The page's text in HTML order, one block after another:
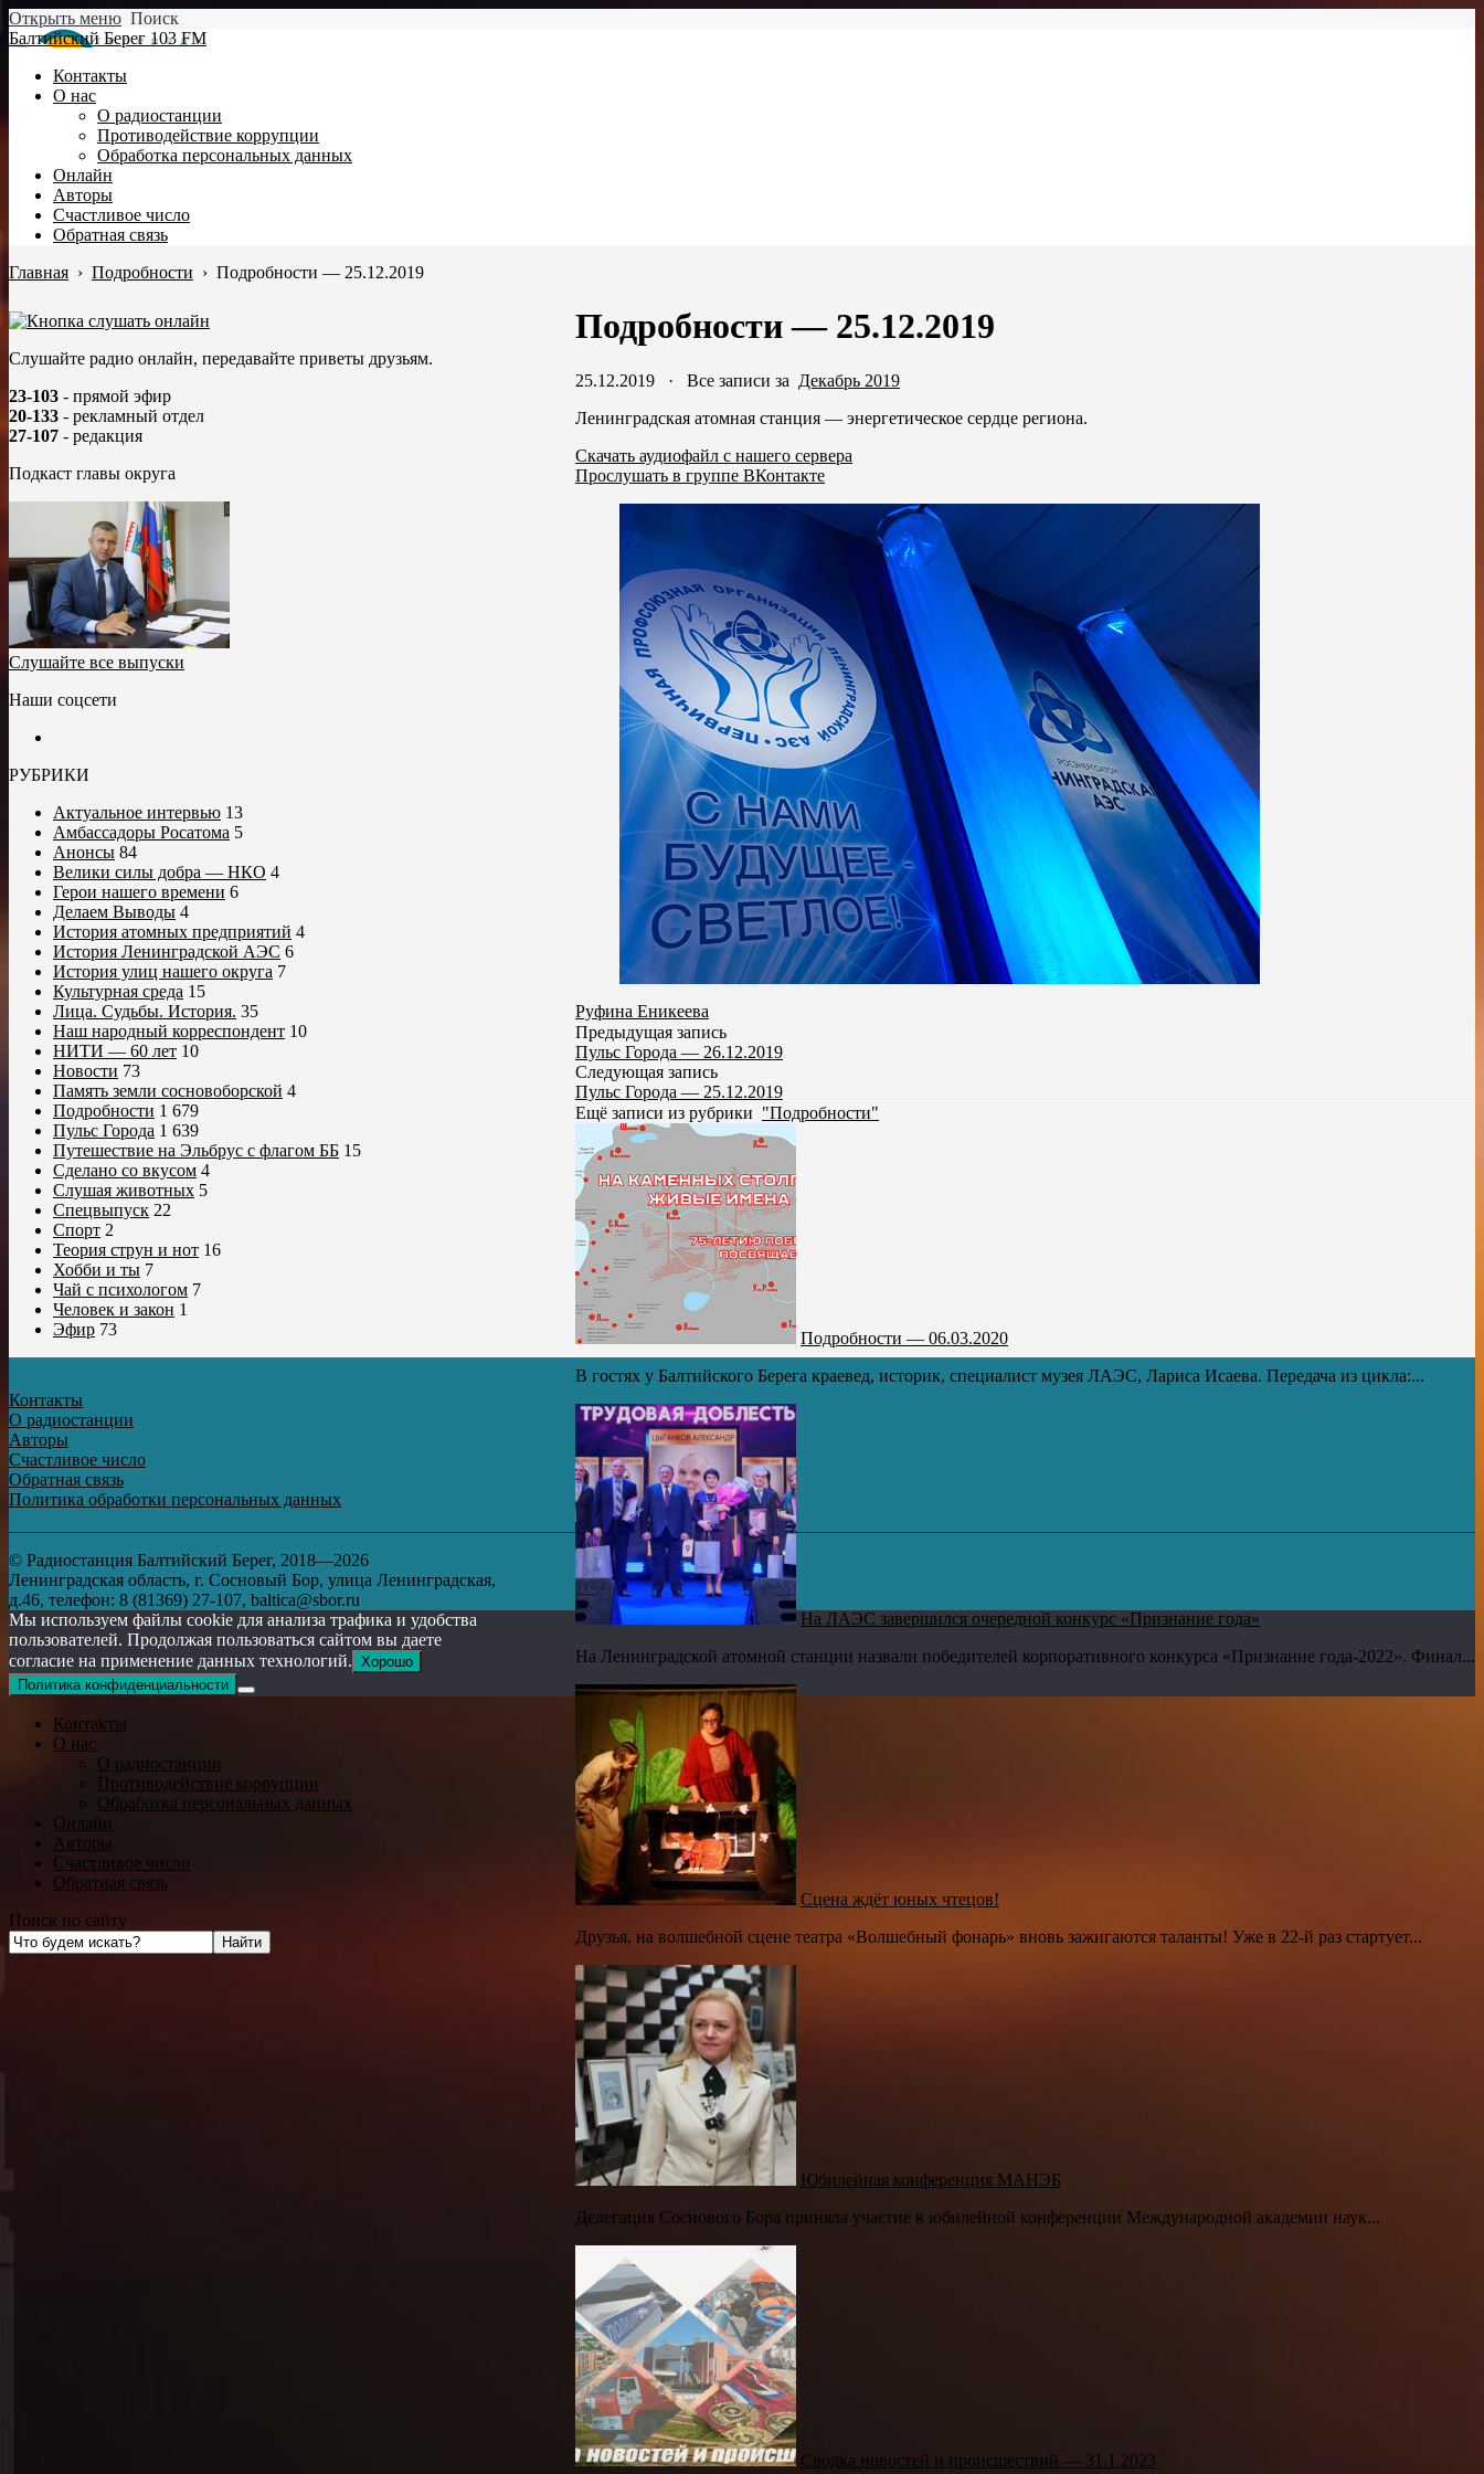
Открыть меню Поиск
Балтийский Берег 103 FM
Контакты
О нас
О радиостанции
Противодействие коррупции
Обработка персональных данных
Онлайн
Авторы
Счастливое число
Обратная связь
Главная › Подробности › Подробности — 25.12.2019
Подробности — 25.12.2019
25.12.2019 · Все записи за Декабрь 2019
Ленинградская атомная станция — энергетическое сердце региона.
Скачать аудиофайл с нашего сервера
Прослушать в группе ВКонтакте
Руфина Еникеева
Предыдущая запись
Пульс Города — 26.12.2019
Следующая запись
Пульс Города — 25.12.2019
Ещё записи из рубрики "Подробности"
Подробности — 06.03.2020
В гостях у Балтийского Берега краевед, историк, специалист музея ЛАЭС, Лариса Исаева. Передача из цикла:...
На ЛАЭС завершился очередной конкурс «Признание года»
На Ленинградской атомной станции назвали победителей корпоративного конкурса «Признание года-2022». Финал...
Сцена ждёт юных чтецов!
Друзья, на волшебной сцене театра «Волшебный фонарь» вновь зажигаются таланты! Уже в 22-й раз стартует...
Юбилейная конференция МАНЭБ
Делегация Соснового Бора приняла участие в юбилейной конференции Международной академии наук...
Сводка новостей и происшествий — 31.1.2023
Слушайте радио онлайн, передавайте приветы друзьям.
23-103 - прямой эфир
20-133 - рекламный отдел
27-107 - редакция
Подкаст главы округа
Слушайте все выпуски
Наши соцсети
РУБРИКИ
Актуальное интервью 13
Амбассадоры Росатома 5
Анонсы 84
Велики силы добра — НКО 4
Герои нашего времени 6
Делаем Выводы 4
История атомных предприятий 4
История Ленинградской АЭС 6
История улиц нашего округа 7
Культурная среда 15
Лица. Судьбы. История. 35
Наш народный корреспондент 10
НИТИ — 60 лет 10
Новости 73
Память земли сосновоборской 4
Подробности 1 679
Пульс Города 1 639
Путешествие на Эльбрус с флагом ББ 15
Сделано со вкусом 4
Слушая животных 5
Спецвыпуск 22
Спорт 2
Теория струн и нот 16
Хобби и ты 7
Чай с психологом 7
Человек и закон 1
Эфир 73
Контакты
О радиостанции
Авторы
Счастливое число
Обратная связь
Политика обработки персональных данных
© Радиостанция Балтийский Берег, 2018—2026
Ленинградская область, г. Сосновый Бор, улица Ленинградская,
д.46, телефон: 8 (81369) 27-107, baltica@sbor.ru
Мы используем файлы cookie для анализа трафика и удобства
пользователей. Продолжая пользоваться сайтом вы даете
согласие на применение данных технологий. Хорошо
Политика конфиденциальности
Контакты
О нас
О радиостанции
Противодействие коррупции
Обработка персональных данных
Онлайн
Авторы
Счастливое число
Обратная связь
Поиск по сайту